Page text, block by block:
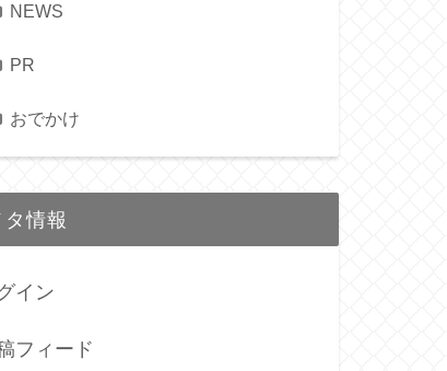
NEWS
PR
おでかけ
タ情報
イン
フィード